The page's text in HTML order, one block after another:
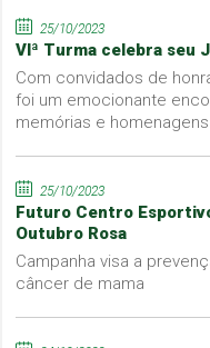
25/10/2023
VIª Turma celebra seu
Com convidados de
foi um emocionante
memórias e homenagens
25/10/2023
Futuro Centro
Outubro Rosa
Campanha visa a
câncer de mama